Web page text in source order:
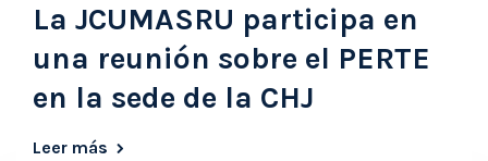
La JCUMASRU participa en
una reunión sobre el PERTE
en la sede de la CHJ
Leer más